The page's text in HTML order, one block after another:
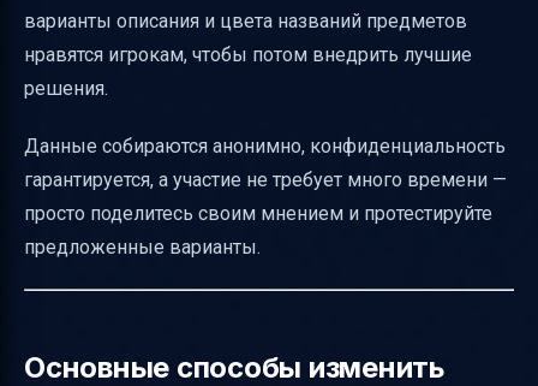
варианты описания и цвета названий предметов
нравятся игрокам, чтобы потом внедрить лучшие
решения.
Данные собираются анонимно, конфиденциальность
гарантируется, а участие не требует много времени —
просто поделитесь своим мнением и протестируйте
предложенные варианты.
Основные способы изменить